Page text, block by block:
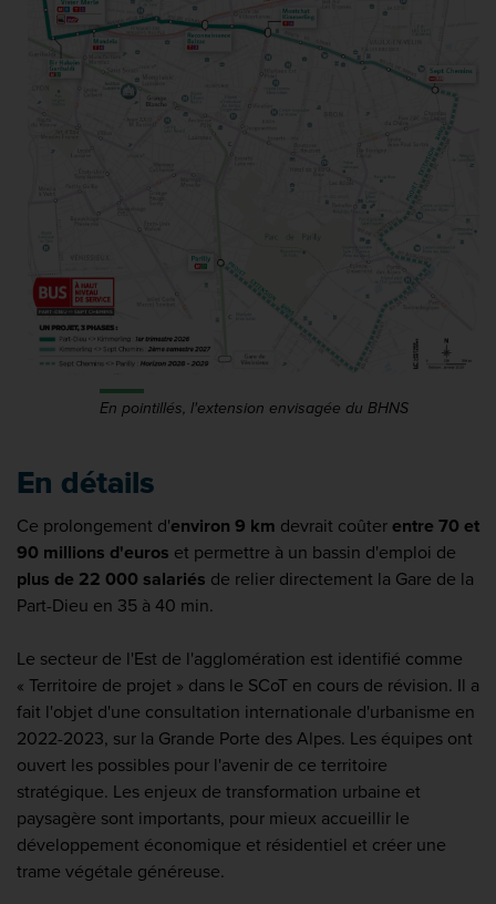
En pointillés, l'extension envisagée du BHNS
En détails
Ce prolongement d'environ 9 km devrait coûter entre 70 et
90 millions d'euros et permettre à un bassin d'emploi de
plus de 22 000 salariés de relier directement la Gare de la
Part-Dieu en 35 à 40 min.
Le secteur de l'Est de l'agglomération est identifié comme
« Territoire de projet » dans le SCoT en cours de révision. Il a
fait l'objet d'une consultation internationale d'urbanisme en
2022-2023, sur la Grande Porte des Alpes. Les équipes ont
ouvert les possibles pour l'avenir de ce territoire
stratégique. Les enjeux de transformation urbaine et
paysagère sont importants, pour mieux accueillir le
développement économique et résidentiel et créer une
trame végétale généreuse.